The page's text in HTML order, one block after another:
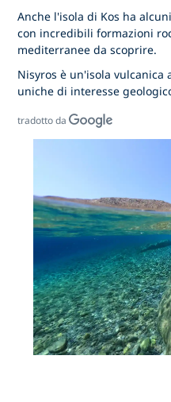
Anche l'isola di Kos ha
con incredibili formazioni
mediterranee da scoprire.
Nisyros è un'isola
uniche di interesse
tradotto da